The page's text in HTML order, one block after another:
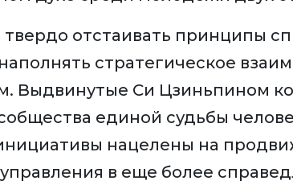
твердо отстаивать принципы
стратегическое
Выдвинутые Си Цзиньпином
единой судьбы
нацелены на
в еще более